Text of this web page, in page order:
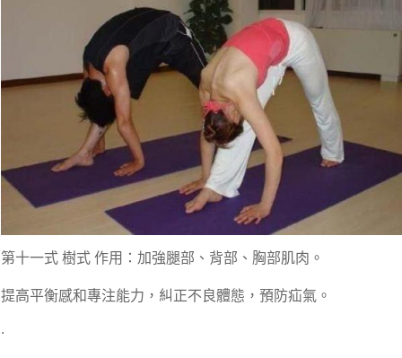
第十一式 樹式 作用：加強腿部、背部、胸部肌肉。
提高平衡感和專注能力，糾正不良體態，預防疝氣。
.